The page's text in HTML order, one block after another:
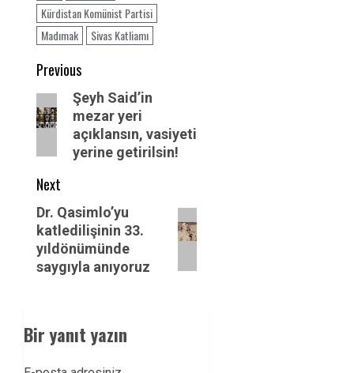
Kürdistan Komünist Partisi
Madımak
Sivas Katliamı
Post
navigation
Previous
Previous
post:
Şeyh Said’in
mezar yeri
açıklansın, vasiyeti
yerine getirilsin!
Next
Next
post:
Dr. Qasimlo’yu
katledilişinin 33.
yıldönümünde
saygıyla anıyoruz
Bir yanıt yazın